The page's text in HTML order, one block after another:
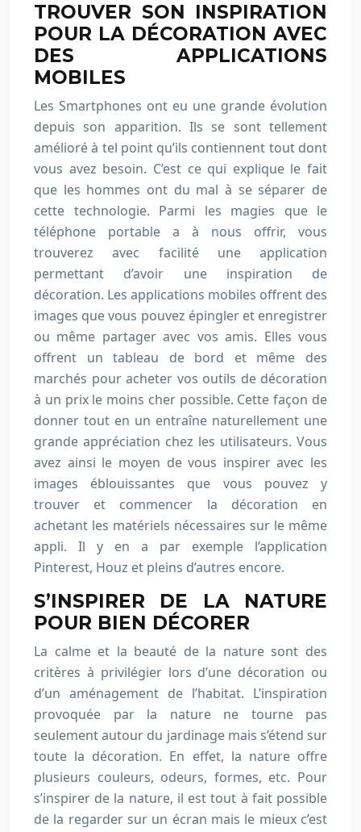
TROUVER SON INSPIRATION
POUR LA DÉCORATION AVEC
DES APPLICATIONS
MOBILES
Les Smartphones ont eu une grande évolution
depuis son apparition. Ils se sont tellement
amélioré à tel point qu’ils contiennent tout dont
vous avez besoin. C’est ce qui explique le fait
que les hommes ont du mal à se séparer de
cette technologie. Parmi les magies que le
téléphone portable a à nous offrir, vous
trouverez avec facilité une application
permettant d’avoir une inspiration de
décoration. Les applications mobiles offrent des
images que vous pouvez épingler et enregistrer
ou même partager avec vos amis. Elles vous
offrent un tableau de bord et même des
marchés pour acheter vos outils de décoration
à un prix le moins cher possible. Cette façon de
donner tout en un entraîne naturellement une
grande appréciation chez les utilisateurs. Vous
avez ainsi le moyen de vous inspirer avec les
images éblouissantes que vous pouvez y
trouver et commencer la décoration en
achetant les matériels nécessaires sur le même
appli. Il y en a par exemple l’application
Pinterest, Houz et pleins d’autres encore.
S’INSPIRER DE LA NATURE
POUR BIEN DÉCORER
La calme et la beauté de la nature sont des
critères à privilégier lors d’une décoration ou
d’un aménagement de l’habitat. L’inspiration
provoquée par la nature ne tourne pas
seulement autour du jardinage mais s’étend sur
toute la décoration. En effet, la nature offre
plusieurs couleurs, odeurs, formes, etc. Pour
s’inspirer de la nature, il est tout à fait possible
de la regarder sur un écran mais le mieux c’est